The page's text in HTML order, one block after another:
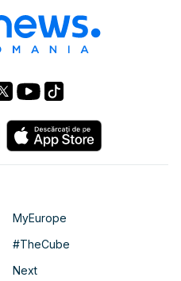
MyEurope
#TheCube
Next